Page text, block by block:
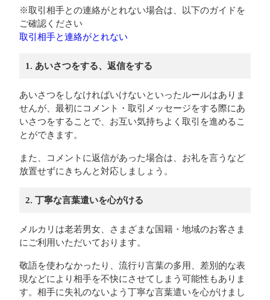
※取引相手との連絡がとれない場合は、以下のガイドを
ご確認ください
取引相手と連絡がとれない
1. あいさつをする、返信をする
あいさつをしなければいけないといったルールはありま
せんが、最初にコメント・取引メッセージをする際にあ
いさつをすることで、お互い気持ちよく取引を進めるこ
とができます。
また、コメントに返信があった場合は、お礼を言うなど
放置せずにきちんと対応しましょう。
2. 丁寧な言葉遣いを心がける
メルカリは老若男女、さまざまな国籍・地域のお客さま
にご利用いただいております。
敬語を使わなかったり、流行り言葉の多用、差別的な表
現などにより相手を不快にさせてしまう可能性もありま
す。相手に失礼のないよう丁寧な言葉遣いを心がけまし